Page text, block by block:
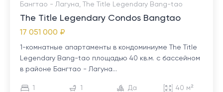
Бангтао - Лагуна, The Title Legendary Bang-tao
The Title Legendary Condos Bangtao
17 051 000 ₽
1-комнатные апартаменты в кондоминиуме The Title
Legendary Bang-tao площадью 40 кв.м. с бассейном
в районе Бангтао - Лагуна...
1 1 Да 40 м²